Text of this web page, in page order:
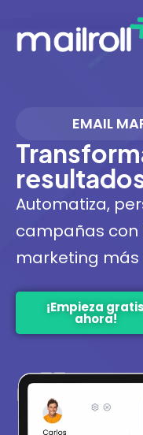
EMAIL
Automatiza,
campañas
marketing
¡Empieza gratis
ahora!